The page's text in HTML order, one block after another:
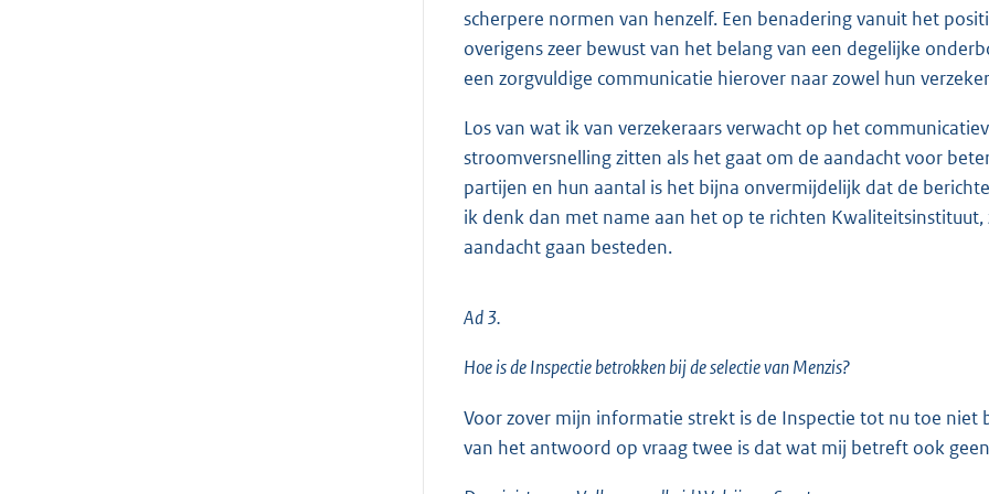
scherpere normen van henzelf. Een benadering vanuit het
overigens zeer bewust van het belang van een degelijke
een zorgvuldige communicatie hierover naar zowel hun
Los van wat ik van verzekeraars verwacht op het
stroomversnelling zitten als het gaat om de aandacht voor
partijen en hun aantal is het bijna onvermijdelijk dat de
ik denk dan met name aan het op te richten
aandacht gaan besteden.
Ad 3.
Hoe is de Inspectie betrokken bij de selectie van Menzis?
Voor zover mijn informatie strekt is de Inspectie tot nu toe niet
van het antwoord op vraag twee is dat wat mij betreft ook